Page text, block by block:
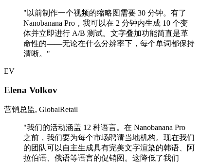
" 以前制作一个视频的缩略图需要 30 分钟。有了
Nanobanana Pro，我可以在 2 分钟内生成 10 个变
体并立即进行 A/B 测试。文字叠加功能简直是革
命性的——无论在什么分辨率下，每个单词都保持
清晰。 "
EV
Elena Volkov
营销总监, GlobalRetail
"我们的活动涵盖 12 种语言。在 Nanobanana Pro
之前，我们要为每个市场聘请当地机构。现在我们
的团队可以自主生成具有完美文字渲染的韩语、阿
拉伯语、俄语等语言的促销图。这降低了我们